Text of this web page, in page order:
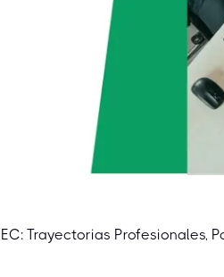
Trayectorias Profesionales,